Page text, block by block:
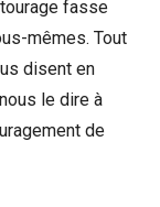
fasse
mêmes. Tout
disent en
le dire à
de